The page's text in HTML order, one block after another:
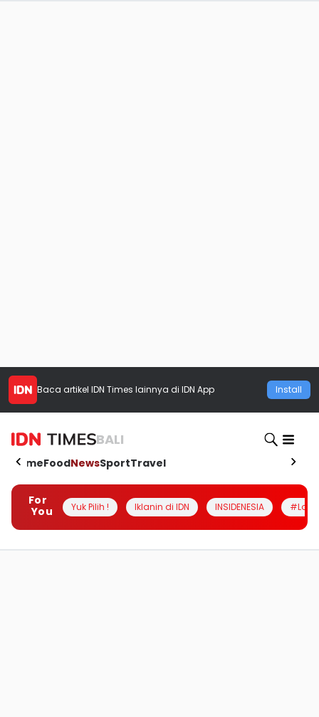
Baca artikel IDN Times lainnya di IDN App Install
BALI
HomeFoodNewsSportTravel
For
You
Yuk Pilih ! Iklanin di IDN INSIDENESIA